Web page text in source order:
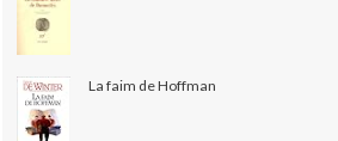
La faim de Hoffman